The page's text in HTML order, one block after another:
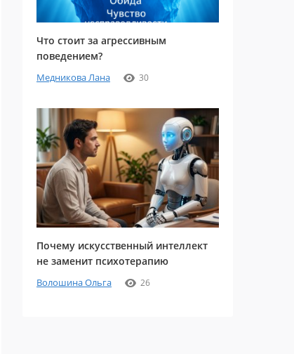
Что стоит за агрессивным
поведением?
Медникова Лана 30
Почему искусственный интеллект
не заменит психотерапию
Волошина Ольга 26